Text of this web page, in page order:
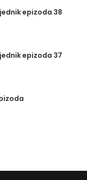
epizoda 38
epizoda 37